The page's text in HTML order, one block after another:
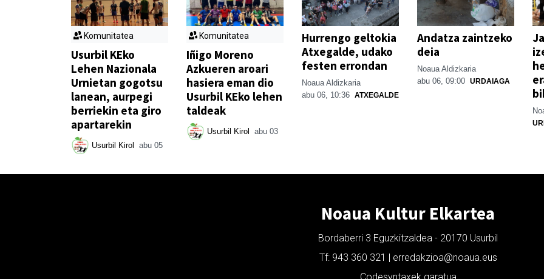
Komunitatea
Usurbil KEko
Lehen Nazionala
Urnietan gogotsu
lanean, aurpegi
berriekin eta giro
apartarekin
Usurbil Kirol abu 05
Komunitatea
Iñigo Moreno
Azkueren aroari
hasiera eman dio
Usurbil KEko lehen
taldeak
Usurbil Kirol abu 03
Hurrengo geltokia
Atxegalde, udako
festen errondan
Noaua Aldizkaria
abu 06, 10:36 ATXEGALDE
Andatza zaintzeko
deia
Noaua Aldizkaria
abu 06, 09:00 URDAIAGA
Noaua Kultur Elkartea
Bordaberri 3 Eguzkitzaldea - 20170 Usurbil
Tf: 943 360 321 | erredakzioa@noaua.eus